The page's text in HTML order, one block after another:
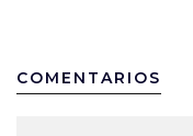
COMENTARIOS